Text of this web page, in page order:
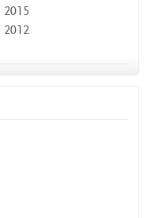
2015
2012